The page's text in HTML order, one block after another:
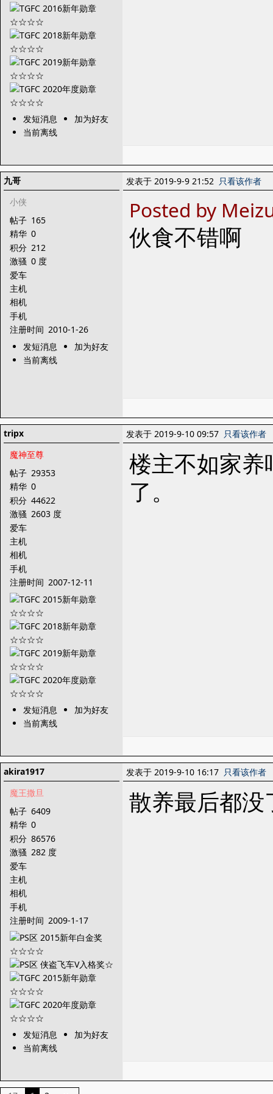
发短消息
加为好友
当前离线
九哥
小侠
帖子 165
精华 0
积分 212
激骚 0 度
爱车
主机
相机
手机
注册时间 2010-1-26
发短消息
加为好友
当前离线
发表于 2019-9-9 21:52 只看该作者
Posted by
伙食不错啊
tripx
魔神至尊
帖子 29353
精华 0
积分 44622
激骚 2603 度
爱车
主机
相机
手机
注册时间 2007-12-11
发短消息
加为好友
当前离线
发表于 2019-9-10 09:57 只看该作者
楼主不如家
了。
akira1917
魔王撒旦
帖子 6409
精华 0
积分 86576
激骚 282 度
爱车
主机
相机
手机
注册时间 2009-1-17
发短消息
加为好友
当前离线
发表于 2019-9-10 16:17 只看该作者
散养最后都